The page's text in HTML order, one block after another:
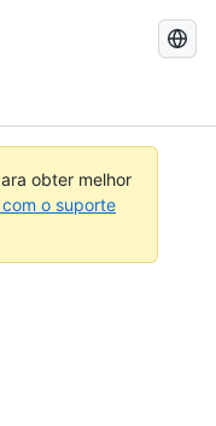
Pesquisar
obter melhor
o suporte